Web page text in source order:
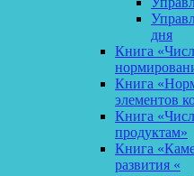
дня
Книга
Книга
элементов
Книга
продуктам»
Книга
развития «